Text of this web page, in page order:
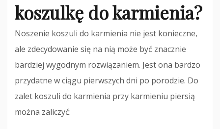
koszulkę do karmienia?
Noszenie koszuli do karmienia nie jest konieczne,
ale zdecydowanie się na nią może być znacznie
bardziej wygodnym rozwiązaniem. Jest ona bardzo
przydatne w ciągu pierwszych dni po porodzie. Do
zalet koszuli do karmienia przy karmieniu piersią
można zaliczyć: